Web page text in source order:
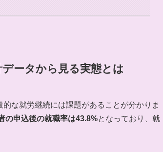
ータから見る実態とは
な就労継続には課題があることが分かりま
の申込後の就職率は43.8%となっており、就